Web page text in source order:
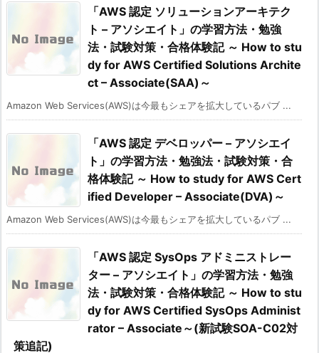
「AWS 認定 ソリューションアーキテク
ト – アソシエイト」の学習方法・勉強
法・試験対策・合格体験記 ～ How to stu
dy for AWS Certified Solutions Archite
ct – Associate(SAA)～
Amazon Web Services(AWS)は今最もシェアを拡大しているパブ ...
「AWS 認定 デベロッパー – アソシエイ
ト」の学習方法・勉強法・試験対策・合
格体験記 ～ How to study for AWS Cert
ified Developer – Associate(DVA)～
Amazon Web Services(AWS)は今最もシェアを拡大しているパブ ...
「AWS 認定 SysOps アドミニストレー
ター – アソシエイト」の学習方法・勉強
法・試験対策・合格体験記 ～ How to stu
dy for AWS Certified SysOps Administ
rator – Associate～(新試験SOA-C02対
策追記)